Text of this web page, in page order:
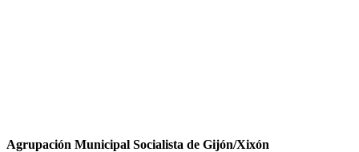
Agrupación Municipal Socialista de Gijón/Xixón